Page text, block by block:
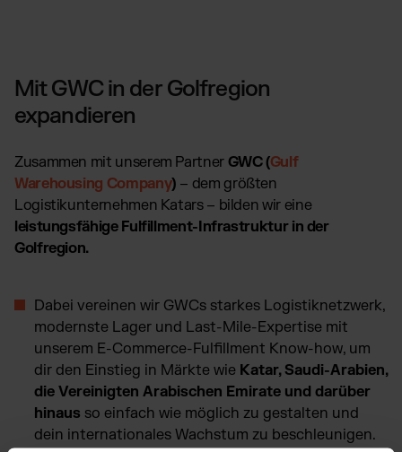
Mit GWC in der Golfregion
expandieren
Zusammen mit unserem Partner GWC (Gulf
Warehousing Company) – dem größten
Logistikunternehmen Katars – bilden wir eine
leistungsfähige Fulfillment-Infrastruktur in der
Golfregion.
Dabei vereinen wir GWCs starkes Logistiknetzwerk,
modernste Lager und Last-Mile-Expertise mit
unserem E-Commerce-Fulfillment Know-how, um
dir den Einstieg in Märkte wie Katar, Saudi-Arabien,
die Vereinigten Arabischen Emirate und darüber
hinaus so einfach wie möglich zu gestalten und
dein internationales Wachstum zu beschleunigen.